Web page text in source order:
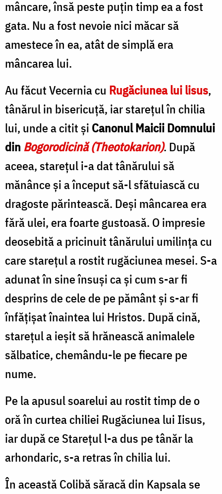
mâncare, însă peste puţin timp ea a fost
gata. Nu a fost nevoie nici măcar să
amestece în ea, atât de simplă era
mâncarea lui.
Au făcut Vecernia cu Rugăciunea lui lisus,
tânărul in bisericuţă, iar stareţul în chilia
lui, unde a citit şi Canonul Maicii Domnului
din Bogorodicină (Theotokarion). După
aceea, stareţul i-a dat tânărului să
mănânce şi a început să-l sfătuiască cu
dragoste părintească. Deşi mâncarea era
fără ulei, era foarte gustoasă. O impresie
deosebită a pricinuit tânărului umilinţa cu
care stareţul a rostit rugăciunea mesei. S-a
adunat în sine însuşi ca şi cum s-ar fi
desprins de cele de pe pământ şi s-ar fi
înfăţişat înaintea lui Hristos. După cină,
stareţul a ieşit să hrănească animalele
sălbatice, chemându-le pe fiecare pe
nume.
Pe la apusul soarelui au rostit timp de o
oră în curtea chiliei Rugăciunea lui Iisus,
iar după ce Stareţul l-a dus pe tânăr la
arhondaric, s-a retras în chilia lui.
În această Colibă săracă din Kapsala se